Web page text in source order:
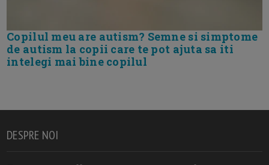
Copilul meu are autism? Semne si simptome
de autism la copii care te pot ajuta sa iti
intelegi mai bine copilul
DESPRE NOI